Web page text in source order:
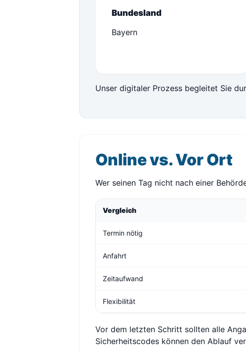
Bundesland
Bayern
Unser digitaler Prozess begleitet Sie
Online vs. Vor Ort
Wer seinen Tag nicht nach einer
Vergleich
Termin nötig
Anfahrt
Zeitaufwand
Flexibilität
Vor dem letzten Schritt sollten alle
Sicherheitscodes können den Ablauf